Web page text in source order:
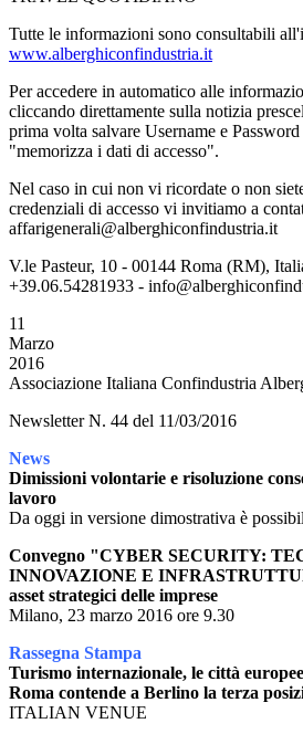
Tutte le informazioni sono consultabili
www.alberghiconfindustria.it
Per accedere in automatico alle
cliccando direttamente sulla notizia
prima volta salvare Username e
"memorizza i dati di accesso".
Nel caso in cui non vi ricordate o non
credenziali di accesso vi invitiamo a
affarigenerali@alberghiconfindustria.it
V.le Pasteur, 10 - 00144 Roma (RM),
+39.06.54281933 -
11
Marzo
2016
Associazione Italiana Confindustria
Newsletter N. 44 del 11/03/2016
News
Dimissioni volontarie e risoluzione
lavoro
Da oggi in versione dimostrativa è
Convegno "CYBER SECURITY:
INNOVAZIONE E
asset strategici delle imprese
Milano, 23 marzo 2016 ore 9.30
Rassegna Stampa
Turismo internazionale, le città
Roma contende a Berlino la terza
ITALIAN VENUE